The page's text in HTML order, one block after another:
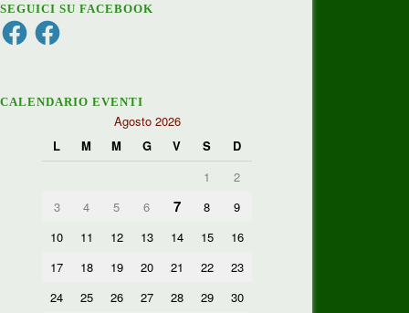
SEGUICI SU FACEBOOK
FacebookFacebook
CALENDARIO EVENTI
Agosto 2026
L
M M G V S
D
1
2
3
4 5 6 7 8
9
10
11 12 13 14 15
16
17
18 19 20 21 22
23
24
25 26 27 28 29 30